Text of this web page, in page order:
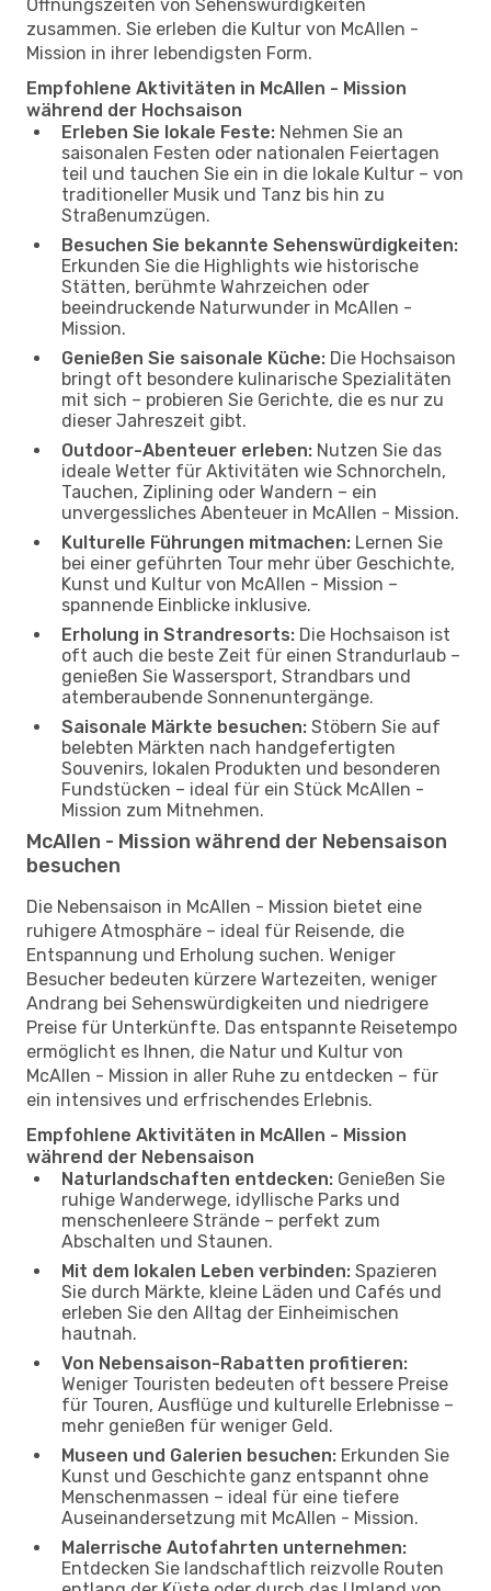
Öffnungszeiten von Sehenswürdigkeiten
zusammen. Sie erleben die Kultur von McAllen -
Mission in ihrer lebendigsten Form.
Empfohlene Aktivitäten in McAllen - Mission
während der Hochsaison
Erleben Sie lokale Feste: Nehmen Sie an
saisonalen Festen oder nationalen Feiertagen
teil und tauchen Sie ein in die lokale Kultur – von
traditioneller Musik und Tanz bis hin zu
Straßenumzügen.
Besuchen Sie bekannte Sehenswürdigkeiten:
Erkunden Sie die Highlights wie historische
Stätten, berühmte Wahrzeichen oder
beeindruckende Naturwunder in McAllen -
Mission.
Genießen Sie saisonale Küche: Die Hochsaison
bringt oft besondere kulinarische Spezialitäten
mit sich – probieren Sie Gerichte, die es nur zu
dieser Jahreszeit gibt.
Outdoor-Abenteuer erleben: Nutzen Sie das
ideale Wetter für Aktivitäten wie Schnorcheln,
Tauchen, Ziplining oder Wandern – ein
unvergessliches Abenteuer in McAllen - Mission.
Kulturelle Führungen mitmachen: Lernen Sie
bei einer geführten Tour mehr über Geschichte,
Kunst und Kultur von McAllen - Mission –
spannende Einblicke inklusive.
Erholung in Strandresorts: Die Hochsaison ist
oft auch die beste Zeit für einen Strandurlaub –
genießen Sie Wassersport, Strandbars und
atemberaubende Sonnenuntergänge.
Saisonale Märkte besuchen: Stöbern Sie auf
belebten Märkten nach handgefertigten
Souvenirs, lokalen Produkten und besonderen
Fundstücken – ideal für ein Stück McAllen -
Mission zum Mitnehmen.
McAllen - Mission während der Nebensaison
besuchen
Die Nebensaison in McAllen - Mission bietet eine
ruhigere Atmosphäre – ideal für Reisende, die
Entspannung und Erholung suchen. Weniger
Besucher bedeuten kürzere Wartezeiten, weniger
Andrang bei Sehenswürdigkeiten und niedrigere
Preise für Unterkünfte. Das entspannte Reisetempo
ermöglicht es Ihnen, die Natur und Kultur von
McAllen - Mission in aller Ruhe zu entdecken – für
ein intensives und erfrischendes Erlebnis.
Empfohlene Aktivitäten in McAllen - Mission
während der Nebensaison
Naturlandschaften entdecken: Genießen Sie
ruhige Wanderwege, idyllische Parks und
menschenleere Strände – perfekt zum
Abschalten und Staunen.
Mit dem lokalen Leben verbinden: Spazieren
Sie durch Märkte, kleine Läden und Cafés und
erleben Sie den Alltag der Einheimischen
hautnah.
Von Nebensaison-Rabatten profitieren:
Weniger Touristen bedeuten oft bessere Preise
für Touren, Ausflüge und kulturelle Erlebnisse –
mehr genießen für weniger Geld.
Museen und Galerien besuchen: Erkunden Sie
Kunst und Geschichte ganz entspannt ohne
Menschenmassen – ideal für eine tiefere
Auseinandersetzung mit McAllen - Mission.
Malerrische Autofahrten unternehmen:
Entdecken Sie landschaftlich reizvolle Routen